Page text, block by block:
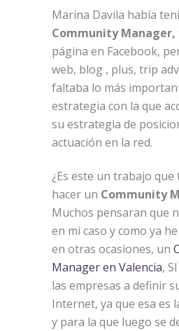
Marina Davila había
Community Manager,
página en Facebook,
web, blog , plus, trip
faltaba lo más
estrategia con la que
su estrategia de
actuación en la red.
¿Es este un trabajo que
hacer un Community
Muchos pensaran que
en mi caso y como ya
en otras ocasiones, un
Manager en Valencia,
las empresas a definir
Internet, ya que esa es
y para la que luego se